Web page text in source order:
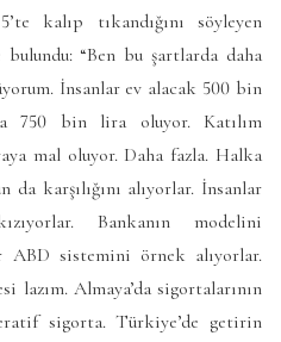
kalıp tıkandığını söyleyen
“Ben bu şartlarda daha
İnsanlar ev alacak 500 bin
750 bin lira oluyor. Katılım
mal oluyor. Daha fazla. Halka
karşılığını alıyorlar. İnsanlar
Bankanın modelini
ABD sistemini örnek alıyorlar.
lazım. Almaya’da sigortalarının
sigorta. Türkiye’de getirin